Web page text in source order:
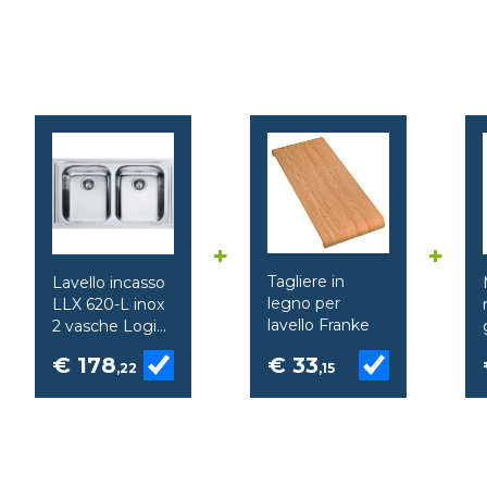
Lavello incasso
LLX 620-L inox
2 vasche Logica
€ 178,22
+
Tagliere in
legno per
lavello Franke
€ 33,15
+